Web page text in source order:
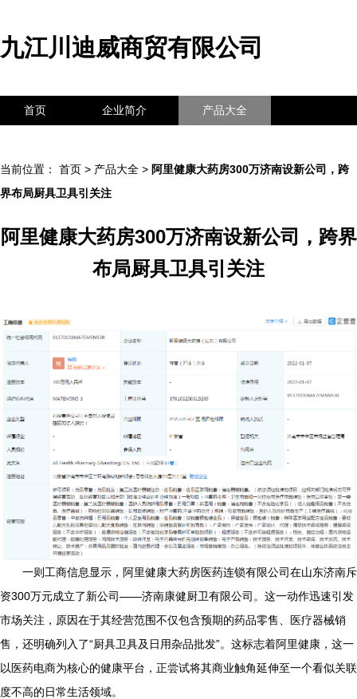
九江川迪威商贸有限公司
首页 企业简介 产品大全
当前位置： 首页 > 产品大全 > 阿里健康大药房300万济南设新公司，跨
界布局厨具卫具引关注
阿里健康大药房300万济南设新公司，跨界
布局厨具卫具引关注
一则工商信息显示，阿里健康大药房医药连锁有限公司在山东济南斥
资300万元成立了新公司——济南康健厨卫有限公司。这一动作迅速引发
市场关注，原因在于其经营范围不仅包含预期的药品零售、医疗器械销
售，还明确列入了“厨具卫具及日用杂品批发”。这标志着阿里健康，这一
以医药电商为核心的健康平台，正尝试将其商业触角延伸至一个看似关联
度不高的日常生活领域。